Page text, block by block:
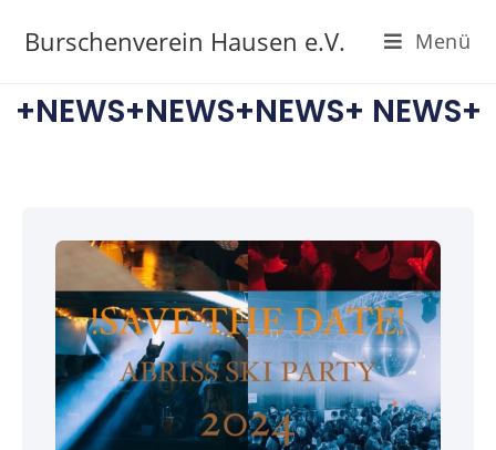
Burschenverein Hausen e.V. Menü
+NEWS+NEWS+NEWS+ NEWS+